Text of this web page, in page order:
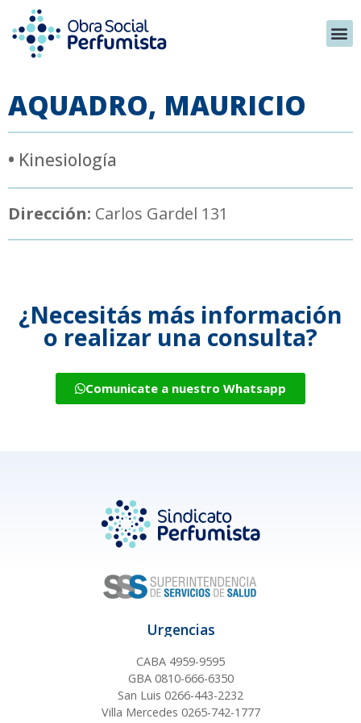
AQUADRO, MAURICIO
• Kinesiología
Dirección: Carlos Gardel 131
¿Necesitás más información
o realizar una consulta?
Comunicate a nuestro Whatsapp
Urgencias
CABA 4959-9595
GBA 0810-666-6350
San Luis 0266-443-2232
Villa Mercedes 0265-742-1777